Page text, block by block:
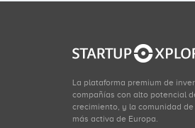
La plataforma premium de
compañías con alto potencial
crecimiento, y la comunidad de
más activa de Europa.